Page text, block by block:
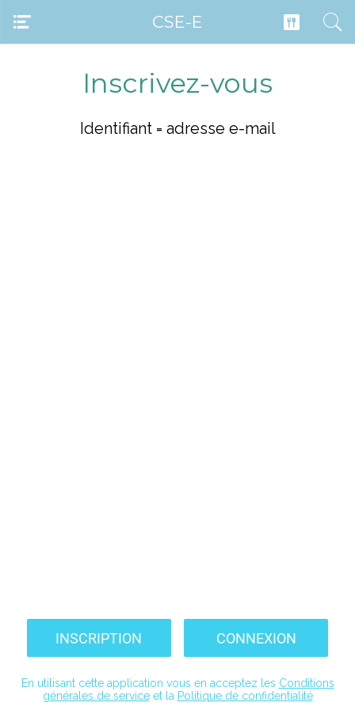
CSE-E
Inscrivez-vous
Identifiant = adresse e-mail
INSCRIPTION CONNEXION
En utilisant cette application vous en acceptez les Conditions
générales de serviceet la Politique de confidentialité